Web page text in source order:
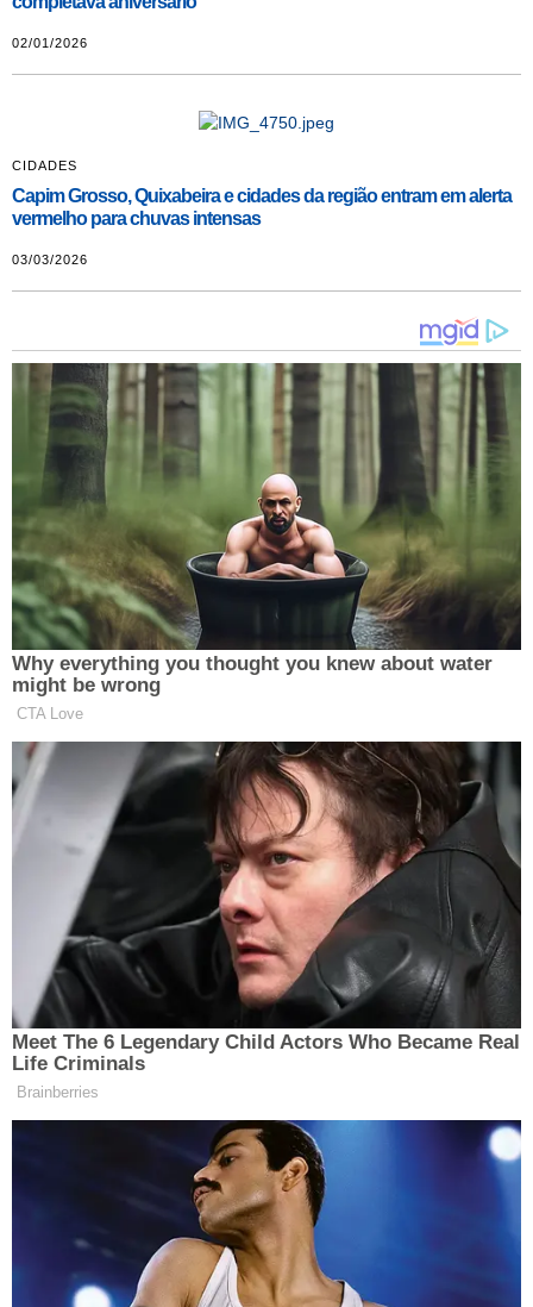
02/01/2026
CIDADES
Capim Grosso, Quixabeira e cidades da região entram em alerta
vermelho para chuvas intensas
03/03/2026